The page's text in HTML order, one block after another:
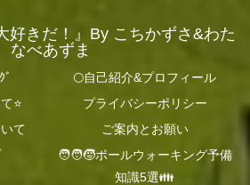
好きだ！』By こちかずさ&わた
なべあずま
ﾞ
🌕自己紹介&プロフィール
⭐️
プライバシーポリシー
て
ご案内とお願い
🧑‍🧑‍🧒ポールウォーキング予備
知識5選👪